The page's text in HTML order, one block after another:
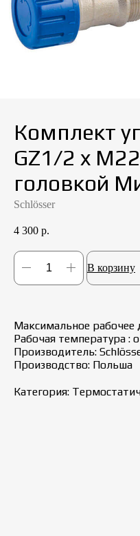
Комплект
GZ1/2 x
головкой
Schlösser
4 300 р.
В корзину
Максимальное рабочее
Рабочая температура :
Производитель:
Производство: Польша
Категория: